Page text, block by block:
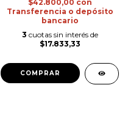
$42.800,00 con
Transferencia o depósito
bancario
3 cuotas sin interés de
$17.833,33
COMPRAR